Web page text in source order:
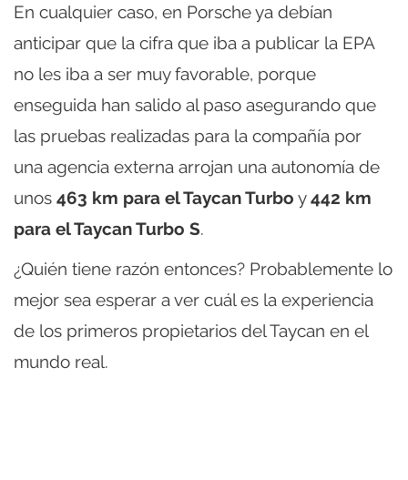
En cualquier caso, en Porsche ya debían
anticipar que la cifra que iba a publicar la EPA
no les iba a ser muy favorable, porque
enseguida han salido al paso asegurando que
las pruebas realizadas para la compañía por
una agencia externa arrojan una autonomía de
unos 463 km para el Taycan Turbo y442 km
para el Taycan Turbo S.
¿Quién tiene razón entonces? Probablemente lo
mejor sea esperar a ver cuál es la experiencia
de los primeros propietarios del Taycan en el
mundo real.